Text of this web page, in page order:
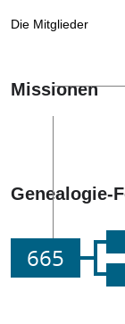
Die Mitglieder
Missionen
Genealogie-
665